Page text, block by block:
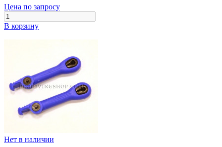
Цена по запросу
В корзину
Нет в наличии